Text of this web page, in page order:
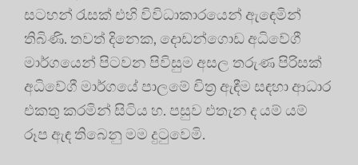
සටහන් රැසක් එහි විවිධාකාරයෙන් ඇඳෙමින්
තිබිණි. තවත් දිනෙක, දොඩන්ගොඩ අධිවේගී
මාර්ගයෙන් පිටවන පිවිසුම අසල තරුණ පිරිසක්
අධිවේගී මාර්ගයේ පාලමේ චිත්‍ර ඇඳීම සඳහා ආධාර
එකතු කරමින් සිටිය හ. පසුව එතැන ද යම් යම්
රූප ඇඳ තිබෙනු මම දුටුවෙමි.